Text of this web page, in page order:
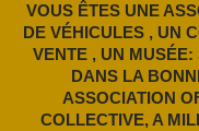
VOUS ÊTES UNE
DE VÉHICULES , UN
VENTE , UN
DANS LA
ASSOCIATION
COLLECTIVE, A